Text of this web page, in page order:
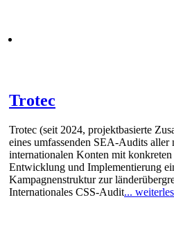
Trotec
Trotec (seit 2024, projektbasierte
eines umfassenden SEA-Audits aller
internationalen Konten mit
Entwicklung und Implementierung
Kampagnenstruktur zur
Internationales CSS-Audit...